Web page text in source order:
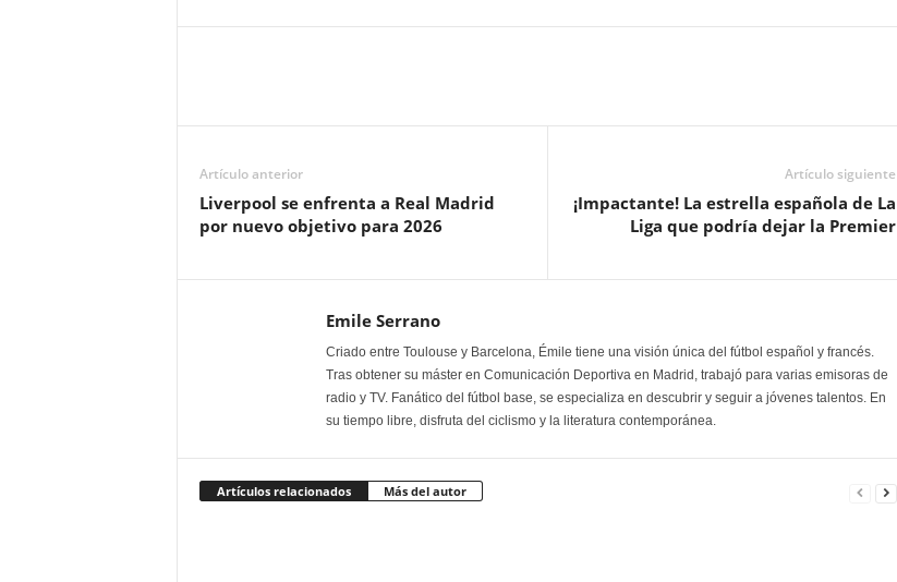
Artículo anterior
Liverpool se enfrenta a Real Madrid
por nuevo objetivo para 2026
Artículo siguiente
¡Impactante! La estrella española de La
Liga que podría dejar la Premier
Emile Serrano
Criado entre Toulouse y Barcelona, Émile tiene una visión única del fútbol español y francés.
Tras obtener su máster en Comunicación Deportiva en Madrid, trabajó para varias emisoras de
radio y TV. Fanático del fútbol base, se especializa en descubrir y seguir a jóvenes talentos. En
su tiempo libre, disfruta del ciclismo y la literatura contemporánea.
Artículos relacionados Más del autor